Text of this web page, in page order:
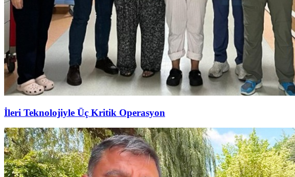
İleri Teknolojiyle Üç Kritik Operasyon